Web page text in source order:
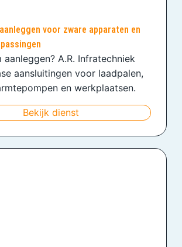
voor zware apparaten en
A.R. Infratechniek
aansluitingen voor laadpalen,
en werkplaatsen.
Bekijk dienst